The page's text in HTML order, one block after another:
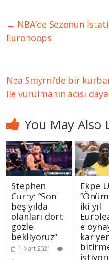
← NBA’de Sezonun
Eurohoops
Nea Smyrni’de bir
ile vurulmanın acısı
You May Also
Stephen
Curry: “Son
beş yılda
olanları dört
gözle
bekliyoruz”
1 Mart 2021
Ekpe
iki yıl
e